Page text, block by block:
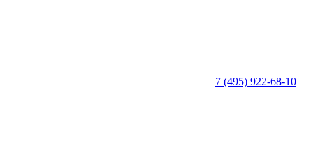
7 (495) 922-68-10